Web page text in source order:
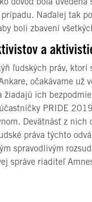
Naďalej tak
boli zbavení
a
ľudských práv, ktorí
očakávame už
žiadajú ich
PRIDE
Devätnásť z nich
práva týchto
spravodlivým
správe riaditeľ